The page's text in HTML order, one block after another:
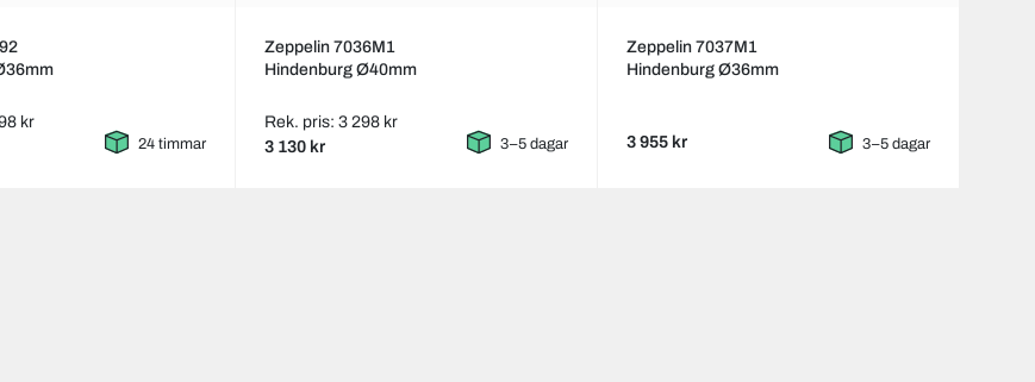
kr
24 timmar
Zeppelin 7036M1
Hindenburg Ø40mm
Rek. pris: 3 298 kr
3 130 kr 3–5 dagar
Zeppelin 7037M1
Hindenburg Ø36mm
3 955 kr 3–5 dagar